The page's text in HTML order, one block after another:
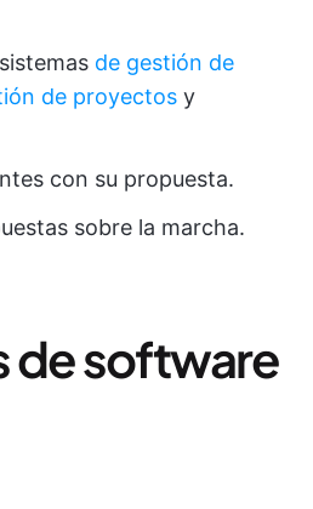
de gestión de
de proyectos y
con su propuesta.
sobre la marcha.
de software